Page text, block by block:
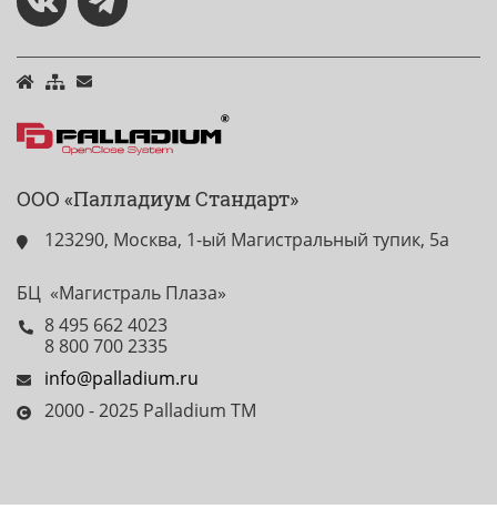
ООО «Палладиум Стандарт»
123290, Москва, 1-ый Магистральный тупик, 5а
БЦ «Магистраль Плаза»
8 495 662 4023
8 800 700 2335
info@palladium.ru
2000 - 2025 Palladium TM